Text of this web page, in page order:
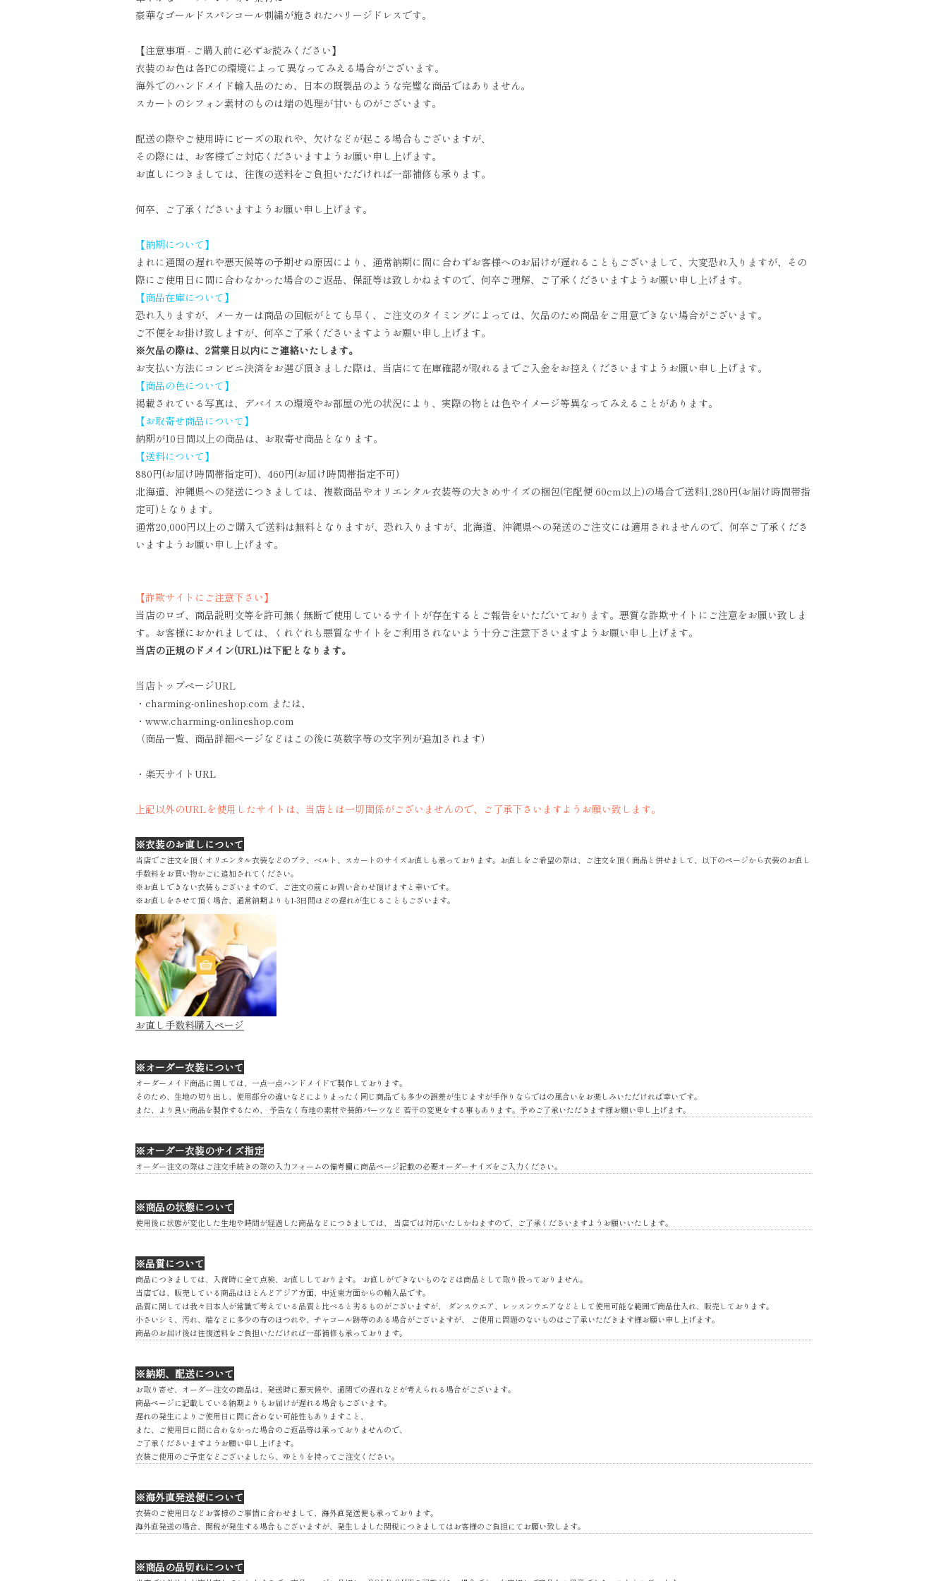
豪華なゴールドスパンコール刺繍が施されたハリージドレスです。
【注意事項 - ご購入前に必ずお読みください】
衣装のお色は各PCの環境によって異なってみえる場合がございます。
海外でのハンドメイド輸入品のため、日本の既製品のような完璧な商品ではありません。
スカートのシフォン素材のものは端の処理が甘いものがございます。
配送の際やご使用時にビーズの取れや、欠けなどが起こる場合もございますが、
その際には、お客様でご対応くださいますようお願い申し上げます。
お直しにつきましては、往復の送料をご負担いただければ一部補修も承ります。
何卒、ご了承くださいますようお願い申し上げます。
【納期について】
まれに通関の遅れや悪天候等の予期せぬ原因により、通常納期に間に合わずお客様へのお届けが遅れることもございまして、大変恐れ入りますが、その
際にご使用日に間に合わなかった場合のご返品、保証等は致しかねますので、何卒ご理解、ご了承くださいますようお願い申し上げます。
【商品在庫について】
恐れ入りますが、メーカーは商品の回転がとても早く、ご注文のタイミングによっては、欠品のため商品をご用意できない場合がございます。
ご不便をお掛け致しますが、何卒ご了承くださいますようお願い申し上げます。
※欠品の際は、2営業日以内にご連絡いたします。
お支払い方法にコンビニ決済をお選び頂きました際は、当店にて在庫確認が取れるまでご入金をお控えくださいますようお願い申し上げます。
【商品の色について】
掲載されている写真は、デバイスの環境やお部屋の光の状況により、実際の物とは色やイメージ等異なってみえることがあります。
【お取寄せ商品について】
納期が10日間以上の商品は、お取寄せ商品となります。
【送料について】
880円(お届け時間帯指定可)、460円(お届け時間帯指定不可)
北海道、沖縄県への発送につきましては、複数商品やオリエンタル衣装等の大きめサイズの梱包(宅配便 60cm以上)の場合で送料1,280円(お届け時間帯指
定可)となります。
通常20,000円以上のご購入で送料は無料となりますが、恐れ入りますが、北海道、沖縄県への発送のご注文には適用されませんので、何卒ご了承くださ
いますようお願い申し上げます。
【詐欺サイトにご注意下さい】
当店のロゴ、商品説明文等を許可無く無断で使用しているサイトが存在するとご報告をいただいております。悪質な詐欺サイトにご注意をお願い致しま
す。お客様におかれましては、くれぐれも悪質なサイトをご利用されないよう十分ご注意下さいますようお願い申し上げます。
当店の正規のドメイン(URL)は下記となります。
当店トップページURL
・charming-onlineshop.com または、
・www.charming-onlineshop.com
（商品一覧、商品詳細ページなどはこの後に英数字等の文字列が追加されます）
・楽天サイトURL
上記以外のURLを使用したサイトは、当店とは一切関係がございませんので、ご了承下さいますようお願い致します。
※衣装のお直しについて
当店でご注文を頂くオリエンタル衣装などのブラ、ベルト、スカートのサイズお直しも承っております。お直しをご希望の際は、ご注文を頂く商品と併せまして、以下のページから衣装のお直し
手数料をお買い物かごに追加されてください。
※お直しできない衣装もございますので、ご注文の前にお問い合わせ頂けますと幸いです。
※お直しをさせて頂く場合、通常納期よりも1-3日間ほどの遅れが生じることもございます。
お直し手数料購入ページ
※オーダー衣装について
オーダーメイド商品に関しては、一点一点ハンドメイドで製作しております。
そのため、生地の切り出し、使用部分の違いなどによりまったく同じ商品でも多少の誤差が生じますが手作りならではの風合いをお楽しみいただければ幸いです。
また、より良い商品を製作するため、 予告なく布地の素材や装飾パーツなど 若干の変更をする事もあります。予めご了承いただきます様お願い申し上げます。
※オーダー衣装のサイズ指定
オーダー注文の際はご注文手続きの際の入力フォームの備考欄に商品ページ記載の必要オーダーサイズをご入力ください。
※商品の状態について
使用後に状態が変化した生地や時間が経過した商品などにつきましては、 当店では対応いたしかねますので、ご了承くださいますようお願いいたします。
※品質について
商品につきましては、入荷時に全て点検、お直ししております。 お直しができないものなどは商品として取り扱っておりません。
当店では、販売している商品はほとんどアジア方面、中近東方面からの輸入品です。
品質に関しては我々日本人が常識で考えている品質と比べると劣るものがございますが、 ダンスウエア、レッスンウエアなどとして使用可能な範囲で商品仕入れ、販売しております。
小さいシミ、汚れ、端などに多少の布のほつれや、チャコール跡等のある場合がございますが、 ご使用に問題のないものはご了承いただきます様お願い申し上げます。
商品のお届け後は往復送料をご負担いただければ一部補修も承っております。
※納期、配送について
お取り寄せ、オーダー注文の商品は、発送時に悪天候や、通関での遅れなどが考えられる場合がございます。
商品ページに記載している納期よりもお届けが遅れる場合もございます。
遅れの発生によりご使用日に間に合わない可能性もありますこと、
また、ご使用日に間に合わなかった場合のご返品等は承っておりませんので、
ご了承くださいますようお願い申し上げます。
衣装ご使用のご予定などございましたら、ゆとりを持ってご注文ください。
※海外直発送便について
衣装のご使用日などお客様のご事情に合わせまして、海外直発送便も承っております。
海外直発送の場合、関税が発生する場合もございますが、発生しました関税につきましてはお客様のご負担にてお願い致します。
※商品の品切れについて